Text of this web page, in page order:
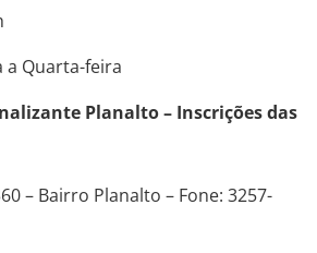
a Quarta-feira
Planalto – Inscrições das
– Bairro Planalto – Fone: 3257-